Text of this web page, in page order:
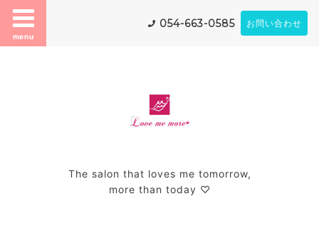
menu
054-663-0585 お問い合わせ
The salon that loves me tomorrow,
more than today ♡